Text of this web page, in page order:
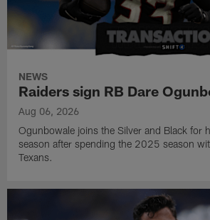
NEWS
Raiders sign RB Dare
Aug 06, 2026
Ogunbowale joins the Silver and Black for
season after spending the 2025 season
Texans.